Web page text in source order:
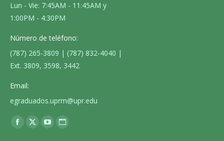
Lun - Vie: 7:45AM - 11:45AM y
1:00PM - 4:30PM
Número de teléfono:
(787) 265-3809 | (787) 832-4040 |
Ext. 3809, 3598, 3442
Email:
egraduados.uprm@upr.edu
Encuéntranos en:
Facebook
X
YouTube
Sitio